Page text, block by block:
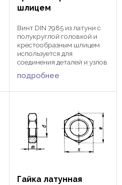
шлицем
Винт DIN 7985 из латуни с
полукруглой головкой и
крестообразным шлицем
используется для
соединения деталей и узлов
в сочетании со все
возможными шайбами и
шлицом. Используется в ...
подробнее
Гайка латунная